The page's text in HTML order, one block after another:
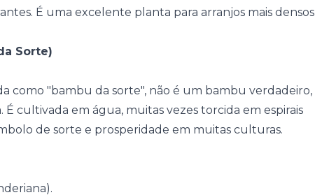
É uma excelente planta para arranjos mais densos
Sorte)
como "bambu da sorte", não é um bambu verdadeiro,
É cultivada em água, muitas vezes torcida em espirais
de sorte e prosperidade em muitas culturas.